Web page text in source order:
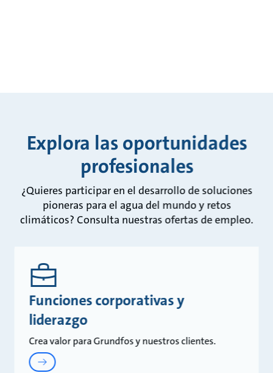
Explora las oportunidades
profesionales
¿Quieres participar en el desarrollo de soluciones
pioneras para el agua del mundo y retos
climáticos? Consulta nuestras ofertas de empleo.
Funciones corporativas y
liderazgo
Crea valor para Grundfos y nuestros clientes.